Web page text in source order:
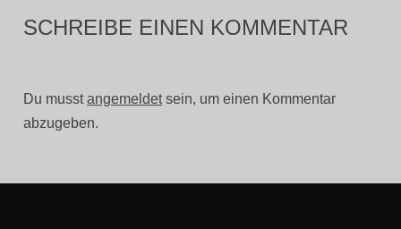
SCHREIBE EINEN KOMMENTAR
Du musstangemeldetsein, um einen Kommentar
abzugeben.